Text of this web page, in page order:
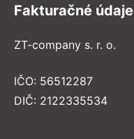
Fakturačné údaje
ZT-company s. r. o.
IČO: 56512287
DIČ: 2122335534